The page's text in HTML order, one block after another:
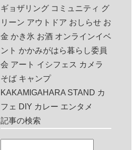
ギョザリング コミュニティ グ
リーン アウトドア おしらせ お
金 かき氷 お酒 オンラインイベ
ント かかみがはら暮らし委員
会 アート イシフェス カメラ
そば キャンプ
KAKAMIGAHARA STAND カ
フェ DIY カレー エンタメ
記事の検索